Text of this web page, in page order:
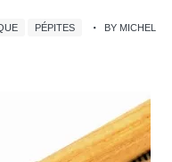
PÉPITES BY MICHEL